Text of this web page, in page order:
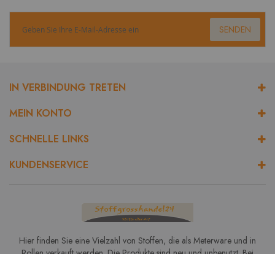
SENDEN
IN VERBINDUNG TRETEN
MEIN KONTO
SCHNELLE LINKS
KUNDENSERVICE
Hier finden Sie eine Vielzahl von Stoffen, die als Meterware und in